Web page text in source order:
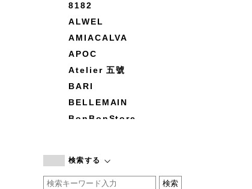
8182
ALWEL
AMIACALVA
APOC
Atelier 五號
BARI
BELLEMAIN
BonBonStore
by basics
CATWORTH
検索する